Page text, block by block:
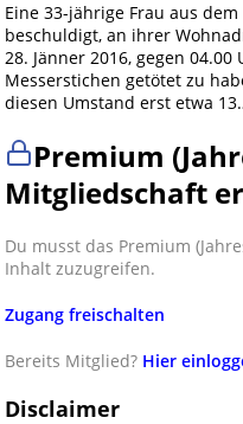
Eine 33-jährige Frau aus
beschuldigt, an ihrer
28. Jänner 2016, gegen
Messerstichen getötet zu
diesen Umstand erst etwa
Premium
Mitgliedschaft
Du musst das Premium
Inhalt zuzugreifen.
Zugang freischalten
Bereits Mitglied? Hier
Disclaimer